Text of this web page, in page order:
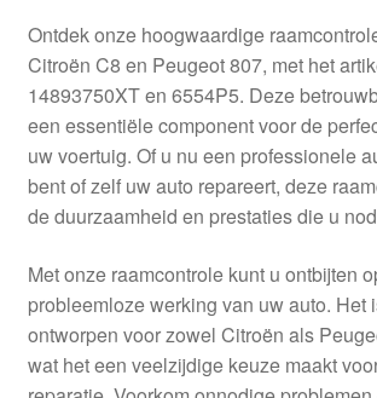
Contact
Kassa
Klachten
Levering
Mijn account
Ontdek onze hoogwaardige
Citroën C8 en Peugeot 807, met het
14893750XT en 6554P5. Deze
een essentiële component voor de
uw voertuig. Of u nu een professionele
bent of zelf uw auto repareert, deze
de duurzaamheid en prestaties die u
Met onze raamcontrole kunt u ontbijten
probleemloze werking van uw auto. Het
ontworpen voor zowel Citroën als
wat het een veelzijdige keuze maakt